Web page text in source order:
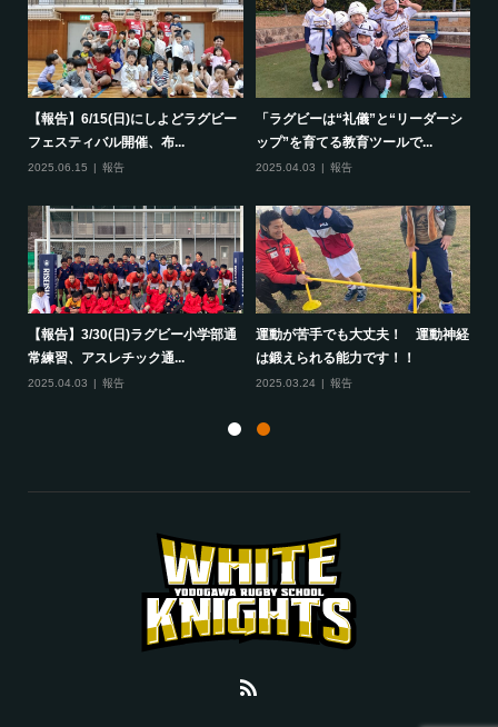
【報告】6/15(日)にしよどラグビー
フェスティバル開催、布...
2025.06.15 報告
「ラグビーは“礼儀”と“リーダーシ
ップ”を育てる教育ツールで...
2025.04.03 報告
【報告】3/30(日)ラグビー小学部通
常練習、アスレチック通...
2025.04.03 報告
運動が苦手でも大丈夫！ 運動神経
は鍛えられる能力です！！
2025.03.24 報告